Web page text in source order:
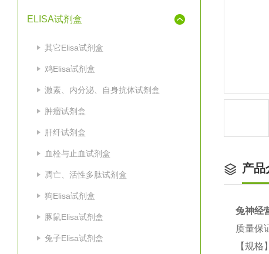
ELISA试剂盒
其它Elisa试剂盒
鸡Elisa试剂盒
激素、内分泌、自身抗体试剂盒
肿瘤试剂盒
肝纤试剂盒
血栓与止血试剂盒
凋亡、活性多肽试剂盒
狗Elisa试剂盒
豚鼠Elisa试剂盒
兔子Elisa试剂盒
产品
兔神经
质量保
【规